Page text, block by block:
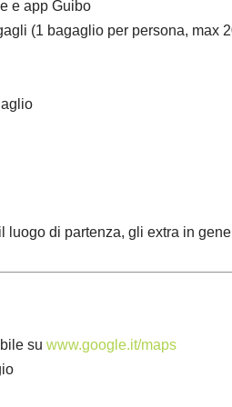
e app Guibo
(1 bagaglio per persona, max
di partenza, gli extra in
su www.google.it/maps